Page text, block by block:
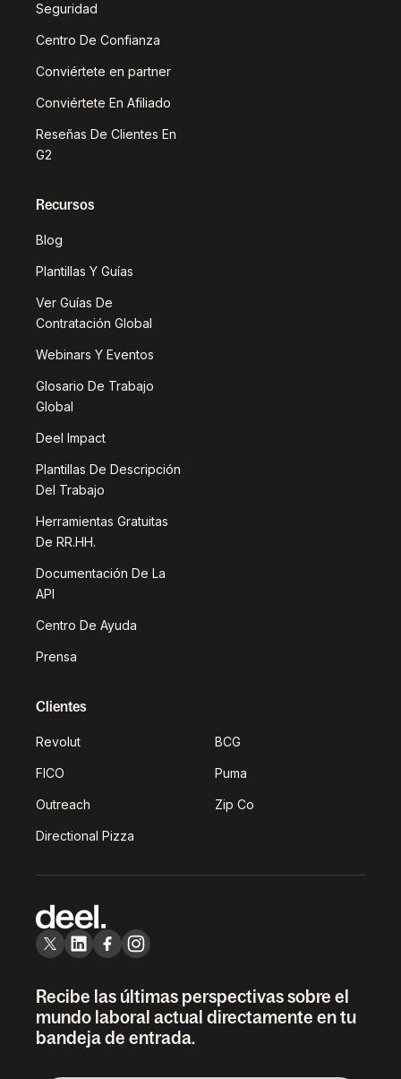
Seguridad
Centro De Confianza
Conviértete en partner
Conviértete En Afiliado
Reseñas De Clientes En
G2
Recursos
Blog
Plantillas Y Guías
Ver Guías De
Contratación Global
Webinars Y Eventos
Glosario De Trabajo
Global
Deel Impact
Plantillas De Descripción
Del Trabajo
Herramientas Gratuitas
De RR.HH.
Documentación De La
API
Centro De Ayuda
Prensa
Clientes
Revolut BCG
FICO Puma
Outreach Zip Co
Directional Pizza
Recibe las últimas perspectivas sobre el
mundo laboral actual directamente en tu
bandeja de entrada.